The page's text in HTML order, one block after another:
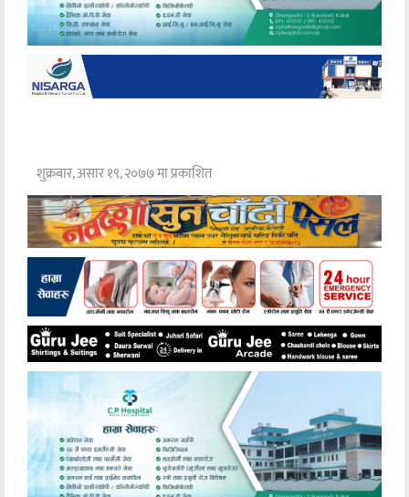
शुक्रबार, असार १९, २०७७ मा प्रकाशित